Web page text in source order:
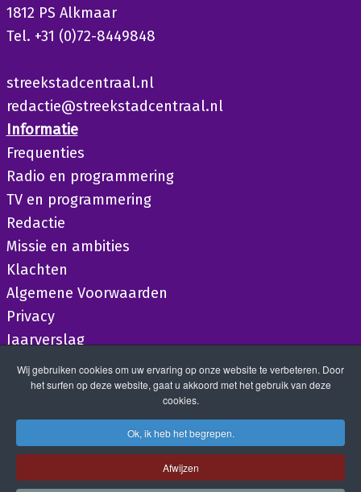
1812 PS Alkmaar
Tel. +31 (0)72-8449848
streekstadcentraal.nl
redactie@streekstadcentraal.nl
Informatie
Frequenties
Radio en programmering
TV en programmering
Redactie
Missie en ambities
Klachten
Algemene Voorwaarden
Privacy
Jaarverslag
Wij gebruiken cookies om uw ervaring op onze website te verbeteren. Door
het surfen op deze website, gaat u akkoord met het gebruik van deze
cookies.
Ok, ik heb het begrepen.
Afwijzen